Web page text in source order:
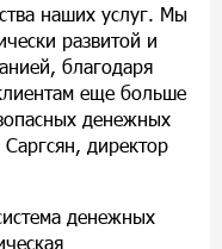
наших услуг. Мы
развитой и
благодаря
еще больше
денежных
директор
денежных